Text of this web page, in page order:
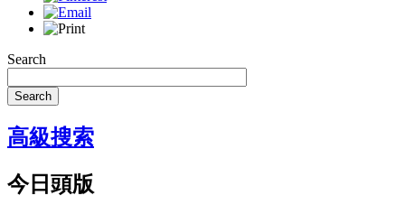
Search
Search
高級搜索
今日頭版